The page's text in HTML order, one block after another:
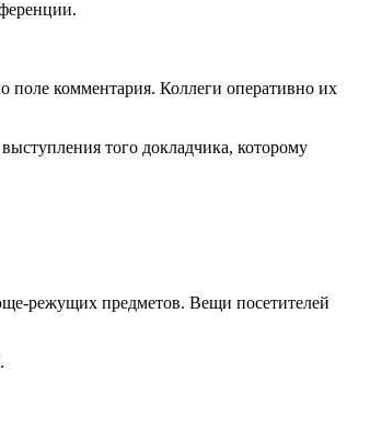
поле комментария. Коллеги оперативно их
того докладчика, которому
режущих предметов. Вещи посетителей